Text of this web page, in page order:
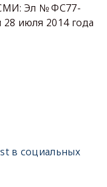
Эл № ФС77-
июля 2014 года
в социальных